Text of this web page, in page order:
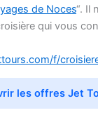
de Noces“. Il
qui vous
f/
les offres Jet